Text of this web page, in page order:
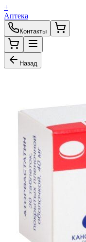
+
Аптека
Контакты
Назад